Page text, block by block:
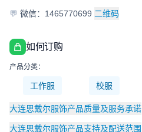
💬 微信：1465770699 二维码
如何订购
产品分类：
工作服 校服
大连思戴尔服饰产品质量及服务承诺
大连思戴尔服饰产品支持及配送范围